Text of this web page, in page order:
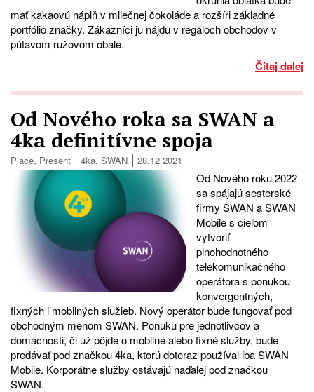
mať kakaovú náplň v mliečnej čokoláde a rozšíri základné
portfólio značky. Zákazníci ju nájdu v regáloch obchodov v
pútavom ružovom obale.
Čítaj dalej
Od Nového roka sa SWAN a
4ka definitívne spoja
Place, Present 4ka, SWAN 28.12 2021
Od Nového roku 2022
sa spájajú sesterské
firmy SWAN a SWAN
Mobile s cieľom
vytvoriť
plnohodnotného
telekomunikačného
operátora s ponukou
konvergentných,
fixných i mobilných služieb. Nový operátor bude fungovať pod
obchodným menom SWAN. Ponuku pre jednotlivcov a
domácnosti, či už pôjde o mobilné alebo fixné služby, bude
predávať pod značkou 4ka, ktorú doteraz používal iba SWAN
Mobile. Korporátne služby ostávajú naďalej pod značkou
SWAN.